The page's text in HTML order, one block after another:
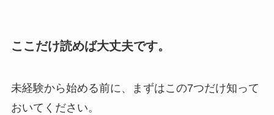
ここだけ読めば大丈夫です。
未経験から始める前に、まずはこの7つだけ知って
おいてください。